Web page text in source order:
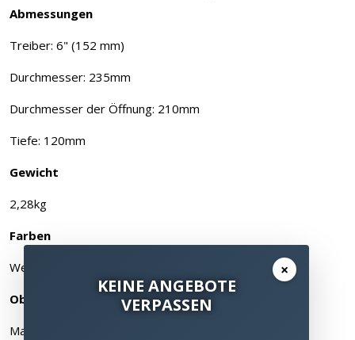
Abmessungen
Treiber: 6" (152 mm)
Durchmesser: 235mm
Durchmesser der Öffnung: 210mm
Tiefe: 120mm
Gewicht
2,28kg
Farben
Weiß
Oberfläche
Matt
×
KEINE ANGEBOTE
VERPASSEN